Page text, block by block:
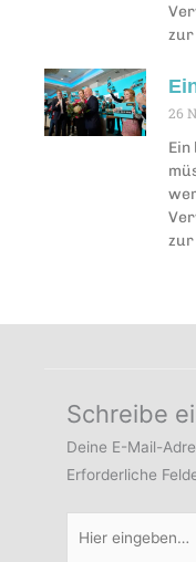
zur
26
zur
Schreibe
Deine E-Mail-
Erforderliche
eingeben…